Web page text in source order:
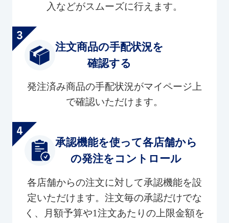
入などがスムーズに行えます。
注文商品の手配状況を
確認する
発注済み商品の手配状況がマイページ上
で確認いただけます。
承認機能を使って各店舗から
の発注をコントロール
各店舗からの注文に対して承認機能を設
定いただけます。注文毎の承認だけでな
く、月額予算や1注文あたりの上限金額を